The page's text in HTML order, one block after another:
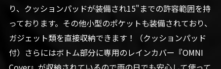
り、クッションパッドが装備され15"までの許容範囲を持
っております。その他小型のポケットも装備されており、
ガジェット類を直接収納できます！（クッションパッド
付）さらにはボトム部分に専用のレインカバー『OMNI